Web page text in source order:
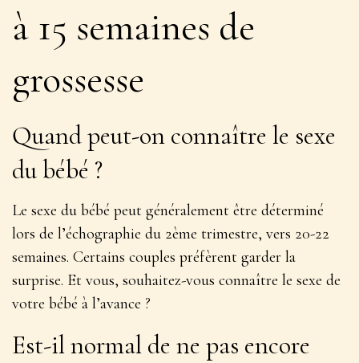
à 15 semaines de
grossesse
Quand peut-on connaître le sexe
du bébé ?
Le sexe du bébé peut généralement être déterminé
lors de l’échographie du 2ème trimestre, vers 20-22
semaines. Certains couples préfèrent garder la
surprise. Et vous, souhaitez-vous connaître le sexe de
votre bébé à l’avance ?
Est-il normal de ne pas encore